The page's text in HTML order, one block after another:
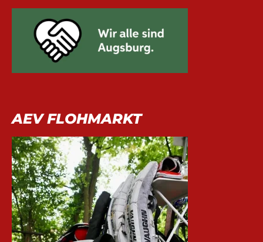
AEV FLOHMARKT